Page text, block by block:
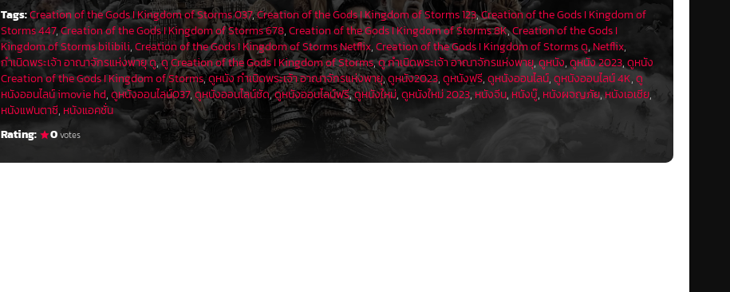
Tags:Creation of the Gods I Kingdom of Storms 037,Creation of the Gods I Kingdom of Storms 123,Creation of the Gods I Kingdom of
Storms 447,Creation of the Gods I Kingdom of Storms 678,Creation of the Gods I Kingdom of Storms 8K,Creation of the Gods I
Kingdom of Storms bilibili,Creation of the Gods I Kingdom of Storms Netflix,Creation of the Gods I Kingdom of Storms ดู,Netflix,
กําเนิดพระเจ้า อาณาจักรแห่งพายุ ดู,ดู Creation of the Gods I Kingdom of Storms,ดู กําเนิดพระเจ้า อาณาจักรแห่งพายุ,ดูหนัง,ดูหนัง 2023,ดูหนัง
Creation of the Gods I Kingdom of Storms,ดูหนัง กําเนิดพระเจ้า อาณาจักรแห่งพายุ,ดูหนัง2023,ดูหนังฟรี,ดูหนังออนไลน์,ดูหนังออนไลน์ 4K,ดู
หนังออนไลน์ imovie hd,ดูหนังออนไลน์037,ดูหนังออนไลน์ชัด,ดูหนังออนไลน์ฟรี,ดูหนังใหม่,ดูหนังใหม่ 2023, หนังจีน, หนังบู๊, หนังผจญภัย,หนังเอเชีย,
หนังแฟนตาซี, หนังแอคชั่น
Rating:
0votes